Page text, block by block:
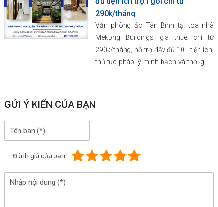
290k/tháng
Văn phòng ảo Tân Bình tại tòa nhà
Mekong Buildings giá thuê chỉ từ
290k/tháng, hỗ trợ đầy đủ 10+ tiện ích,
thủ tục pháp lý minh bạch và thời gian
GỬI Ý KIẾN CỦA BẠN
Đánh giá của bạn